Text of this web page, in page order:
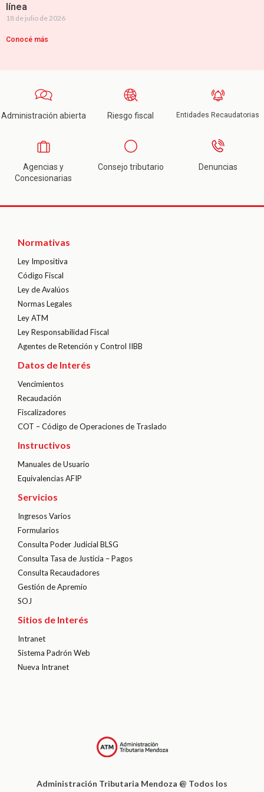
línea
18 de julio de 2026
Conocé más
Administración abierta Riesgo fiscal Entidades Recaudatorias
Agencias y
Concesionarias
Consejo tributario Denuncias
Normativas
Ley Impositiva
Código Fiscal
Ley de Avalúos
Normas Legales
Ley ATM
Ley Responsabilidad Fiscal
Agentes de Retención y Control IIBB
Datos de Interés
Vencimientos
Recaudación
Fiscalizadores
COT – Código de Operaciones de Traslado
Instructivos
Manuales de Usuario
Equivalencias AFIP
Servicios
Ingresos Varios
Formularios
Consulta Poder Judicial BLSG
Consulta Tasa de Justicia – Pagos
Consulta Recaudadores
Gestión de Apremio
SOJ
Sitios de Interés
Intranet
Sistema Padrón Web
Nueva Intranet
Administración Tributaria Mendoza @ Todos los